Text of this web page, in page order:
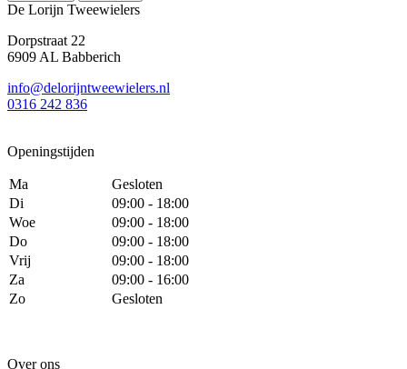
De Lorijn Tweewielers
Dorpstraat 22
6909 AL Babberich
info@delorijntweewielers.nl
0316 242 836
Openingstijden
Ma
Gesloten
Di
09:00 - 18:00
Woe
09:00 - 18:00
Do
09:00 - 18:00
Vrij
09:00 - 18:00
Za
09:00 - 16:00
Zo
Gesloten
Over ons